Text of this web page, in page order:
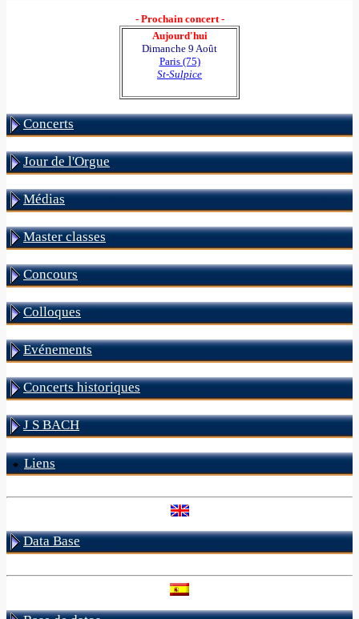
- Prochain concert -
Aujourd'hui
Dimanche 9 Août
Paris (75)
St-Sulpice
Concerts
Jour de l'Orgue
Médias
Master classes
Concours
Colloques
Evénements
Concerts historiques
J S BACH
Liens
Data Base